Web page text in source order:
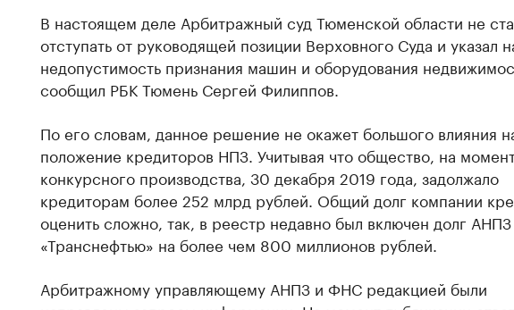
В настоящем деле Арбитражный суд Тюменской области не
отступать от руководящей позиции Верховного Суда и указал
недопустимость признания машин и оборудования
сообщил РБК Тюмень Сергей Филиппов.
По его словам, данное решение не окажет большого влияния
положение кредиторов НПЗ. Учитывая что общество, на
конкурсного производства, 30 декабря 2019 года, задолжало
кредиторам более 252 млрд рублей. Общий долг компании
оценить сложно, так, в реестр недавно был включен долг
«Транснефтью» на более чем 800 миллионов рублей.
Арбитражному управляющему АНПЗ и ФНС редакцией были